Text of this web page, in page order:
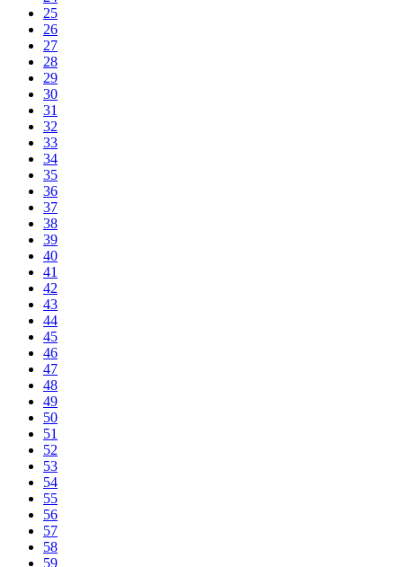
25
26
27
28
29
30
31
32
33
34
35
36
37
38
39
40
41
42
43
44
45
46
47
48
49
50
51
52
53
54
55
56
57
58
59